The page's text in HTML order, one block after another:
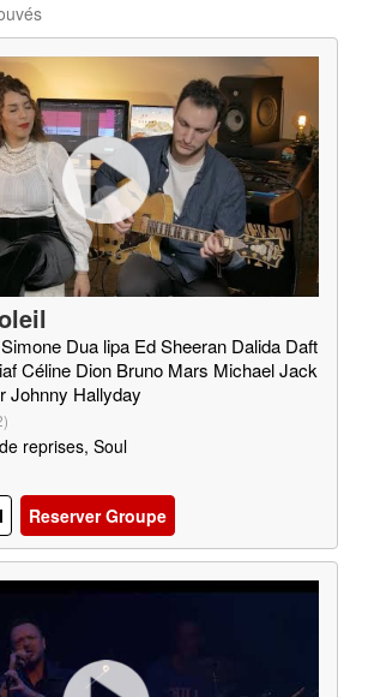
Dua lipa Ed Sheeran Dalida Daft
Céline Dion Bruno Mars Michael Jack
Johnny Hallyday
)
reprises, Soul
Reserver Groupe